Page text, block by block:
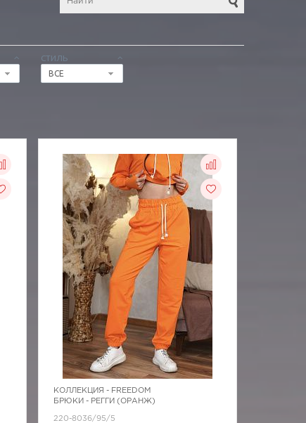
СТИЛЬ
ВСЕ
КОЛЛЕКЦИЯ - FREEDOM
БРЮКИ - РЕГГИ (ОРАНЖ)
220-8036/95/5